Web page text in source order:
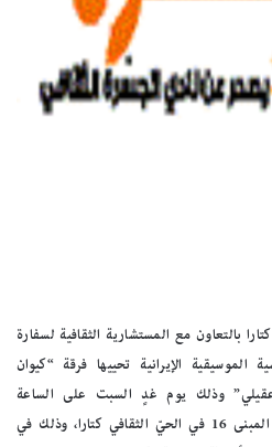
بالتعاون مع المستشارية الثقافية لسفارة
الموسيقية الإيرانية تحييها فرقة “كيوان
وذلك يوم غدٍ السبت على الساعة
السابعة والنصف في دار الأوبرا في المبنى 16 في الحيّ الثقافي كتارا، وذلك في